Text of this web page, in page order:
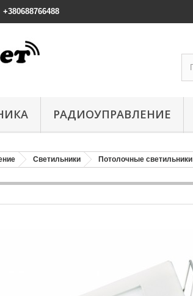
+380688766488
РАДИОУПРАВЛЕНИЕ
Светильники Потолочные светильники